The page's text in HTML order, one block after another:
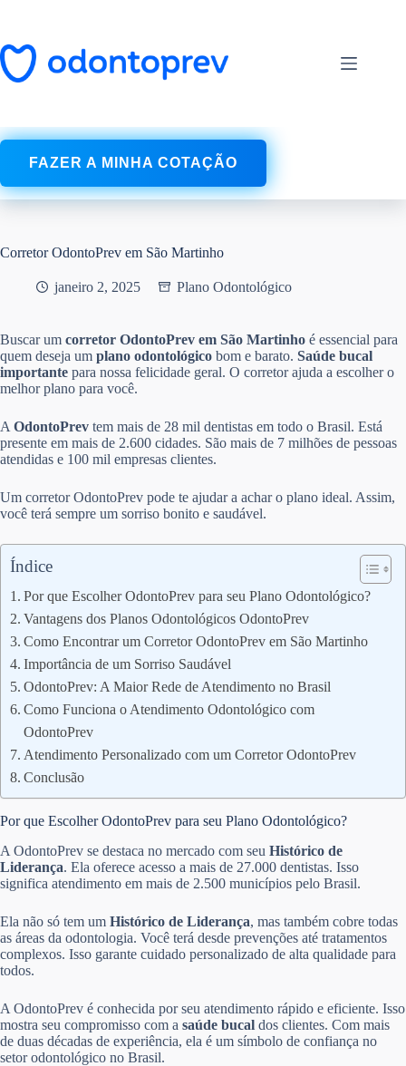
conteúdo
FAZER A MINHA COTAÇÃO
Corretor OdontoPrev em São Martinho
janeiro 2, 2025 Plano Odontológico
Buscar um corretor OdontoPrev em São Martinho é essencial para
quem deseja um plano odontológico bom e barato. Saúde bucal
importante para nossa felicidade geral. O corretor ajuda a escolher o
melhor plano para você.
A OdontoPrev tem mais de 28 mil dentistas em todo o Brasil. Está
presente em mais de 2.600 cidades. São mais de 7 milhões de pessoas
atendidas e 100 mil empresas clientes.
Um corretor OdontoPrev pode te ajudar a achar o plano ideal. Assim,
você terá sempre um sorriso bonito e saudável.
Índice
Por que Escolher OdontoPrev para seu Plano Odontológico?
Vantagens dos Planos Odontológicos OdontoPrev
Como Encontrar um Corretor OdontoPrev em São Martinho
Importância de um Sorriso Saudável
OdontoPrev: A Maior Rede de Atendimento no Brasil
Como Funciona o Atendimento Odontológico com
OdontoPrev
Atendimento Personalizado com um Corretor OdontoPrev
Conclusão
Por que Escolher OdontoPrev para seu Plano Odontológico?
A OdontoPrev se destaca no mercado com seu Histórico de
Liderança. Ela oferece acesso a mais de 27.000 dentistas. Isso
significa atendimento em mais de 2.500 municípios pelo Brasil.
Ela não só tem um Histórico de Liderança, mas também cobre todas
as áreas da odontologia. Você terá desde prevenções até tratamentos
complexos. Isso garante cuidado personalizado de alta qualidade para
todos.
A OdontoPrev é conhecida por seu atendimento rápido e eficiente. Isso
mostra seu compromisso com a saúde bucal dos clientes. Com mais
de duas décadas de experiência, ela é um símbolo de confiança no
setor odontológico no Brasil.